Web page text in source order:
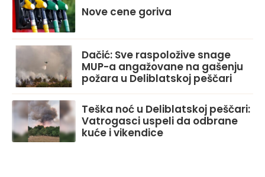
Nove cene goriva
Dačić: Sve raspoložive snage
MUP-a angažovane na gašenju
požara u Deliblatskoj peščari
Teška noć u Deliblatskoj peščari:
Vatrogasci uspeli da odbrane
kuće i vikendice